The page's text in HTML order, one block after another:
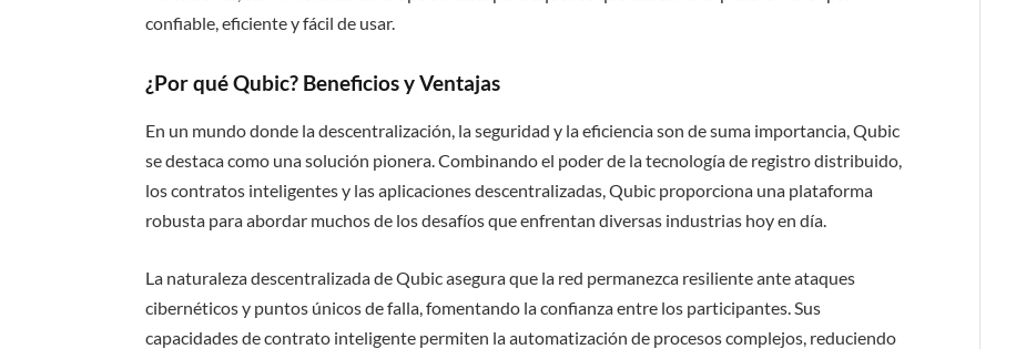
confiable, eficiente y fácil de usar.
¿Por qué Qubic? Beneficios y Ventajas
En un mundo donde la descentralización, la seguridad y la eficiencia son de suma importancia, Qubic
se destaca como una solución pionera. Combinando el poder de la tecnología de registro distribuido,
los contratos inteligentes y las aplicaciones descentralizadas, Qubic proporciona una plataforma
robusta para abordar muchos de los desafíos que enfrentan diversas industrias hoy en día.
La naturaleza descentralizada de Qubic asegura que la red permanezca resiliente ante ataques
cibernéticos y puntos únicos de falla, fomentando la confianza entre los participantes. Sus
capacidades de contrato inteligente permiten la automatización de procesos complejos, reduciendo